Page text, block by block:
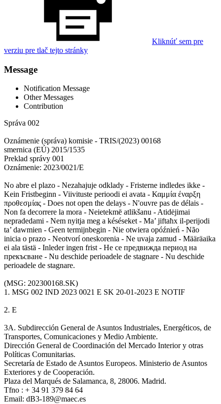
Kliknúť sem pre
verziu pre tlač tejto stránky
Message
Notification Message
Other Messages
Contribution
Správa 002
Oznámenie (správa) komisie - TRIS/(2023) 00168
smernica (EÚ) 2015/1535
Preklad správy 001
Oznámenie: 2023/0021/E
No abre el plazo - Nezahajuje odklady - Fristerne indledes ikke -
Kein Fristbeginn - Viivituste perioodi ei avata - Καμμία έναρξη
προθεσμίας - Does not open the delays - N'ouvre pas de délais -
Non fa decorrere la mora - Neietekmē atlikšanu - Atidėjimai
nepradedami - Nem nyitja meg a késéseket - Ma’ jiftaħx il-perijodi
ta’ dawmien - Geen termijnbegin - Nie otwiera opóźnień - Não
inicia o prazo - Neotvorí oneskorenia - Ne uvaja zamud - Määräaika
ei ala tästä - Inleder ingen frist - Не се предвижда период на
прекъсване - Nu deschide perioadele de stagnare - Nu deschide
perioadele de stagnare.
(MSG: 202300168.SK)
1. MSG 002 IND 2023 0021 E SK 20-01-2023 E NOTIF
2. E
3A. Subdirección General de Asuntos Industriales, Energéticos, de
Transportes, Comunicaciones y Medio Ambiente.
Dirección General de Coordinación del Mercado Interior y otras
Políticas Comunitarias.
Secretaría de Estado de Asuntos Europeos. Ministerio de Asuntos
Exteriores y de Cooperación.
Plaza del Marqués de Salamanca, 8, 28006. Madrid.
Tfno : + 34 91 379 84 64
Email: dB3-189@maec.es